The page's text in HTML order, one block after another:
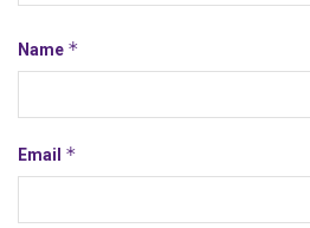
Name *
Email *